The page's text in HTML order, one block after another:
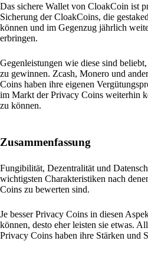
Das sichere Wallet von CloakCoin ist
Sicherung der CloakCoins, die
können und im Gegenzug jährlich
erbringen.
Gegenleistungen wie diese sind
zu gewinnen. Zcash, Monero und
Coins haben ihre eigenen
im Markt der Privacy Coins weiterhin
zu können.
Zusammenfassung
Fungibilität, Dezentralität und
wichtigsten Charakteristiken nach
Coins zu bewerten sind.
Je besser Privacy Coins in diesen
können, desto eher leisten sie etwas.
Privacy Coins haben ihre Stärken und